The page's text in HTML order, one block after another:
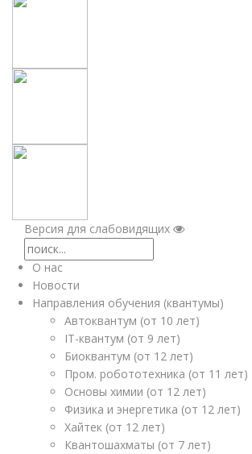
Версия для слабовидящих
О нас
Новости
Направления обучения (квантумы)
Автоквантум (от 10 лет)
IT-квантум (от 9 лет)
Биоквантум (от 12 лет)
Пром. робототехника (от 11 лет)
Основы химии (от 12 лет)
Физика и энергетика (от 12 лет)
Хайтек (от 12 лет)
Квантошахматы (от 7 лет)